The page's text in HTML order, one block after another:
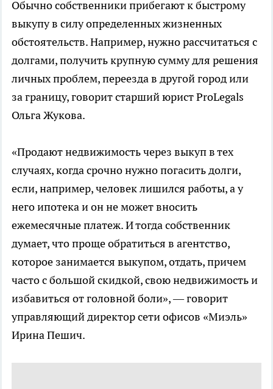
Обычно собственники прибегают к быстрому
выкупу в силу определенных жизненных
обстоятельств. Например, нужно рассчитаться с
долгами, получить крупную сумму для решения
личных проблем, переезда в другой город или
за границу, говорит старший юрист ProLegals
Ольга Жукова.
«Продают недвижимость через выкуп в тех
случаях, когда срочно нужно погасить долги,
если, например, человек лишился работы, а у
него ипотека и он не может вносить
ежемесячные платеж. И тогда собственник
думает, что проще обратиться в агентство,
которое занимается выкупом, отдать, причем
часто с большой скидкой, свою недвижимость и
избавиться от головной боли», — говорит
управляющий директор сети офисов «Миэль»
Ирина Пешич.